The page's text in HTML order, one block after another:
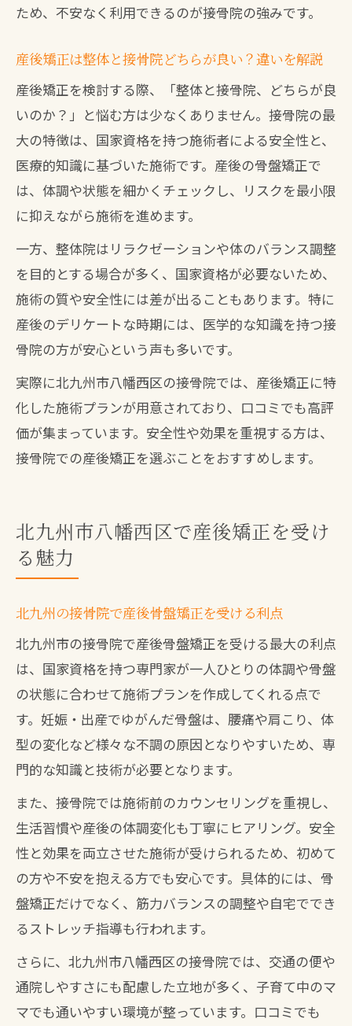
ため、不安なく利用できるのが接骨院の強みです。
産後矯正は整体と接骨院どちらが良い？違いを解説
産後矯正を検討する際、「整体と接骨院、どちらが良
いのか？」と悩む方は少なくありません。接骨院の最
大の特徴は、国家資格を持つ施術者による安全性と、
医療的知識に基づいた施術です。産後の骨盤矯正で
は、体調や状態を細かくチェックし、リスクを最小限
に抑えながら施術を進めます。
一方、整体院はリラクゼーションや体のバランス調整
を目的とする場合が多く、国家資格が必要ないため、
施術の質や安全性には差が出ることもあります。特に
産後のデリケートな時期には、医学的な知識を持つ接
骨院の方が安心という声も多いです。
実際に北九州市八幡西区の接骨院では、産後矯正に特
化した施術プランが用意されており、口コミでも高評
価が集まっています。安全性や効果を重視する方は、
接骨院での産後矯正を選ぶことをおすすめします。
北九州市八幡西区で産後矯正を受け
る魅力
北九州の接骨院で産後骨盤矯正を受ける利点
北九州市の接骨院で産後骨盤矯正を受ける最大の利点
は、国家資格を持つ専門家が一人ひとりの体調や骨盤
の状態に合わせて施術プランを作成してくれる点で
す。妊娠・出産でゆがんだ骨盤は、腰痛や肩こり、体
型の変化など様々な不調の原因となりやすいため、専
門的な知識と技術が必要となります。
また、接骨院では施術前のカウンセリングを重視し、
生活習慣や産後の体調変化も丁寧にヒアリング。安全
性と効果を両立させた施術が受けられるため、初めて
の方や不安を抱える方でも安心です。具体的には、骨
盤矯正だけでなく、筋力バランスの調整や自宅ででき
るストレッチ指導も行われます。
さらに、北九州市八幡西区の接骨院では、交通の便や
通院しやすさにも配慮した立地が多く、子育て中のマ
マでも通いやすい環境が整っています。口コミでも